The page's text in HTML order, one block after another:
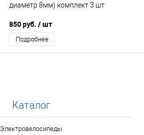
диаметр 8мм) комплект 3 шт
850 руб. / шт
Подробнее
Каталог
Электровелосипеды